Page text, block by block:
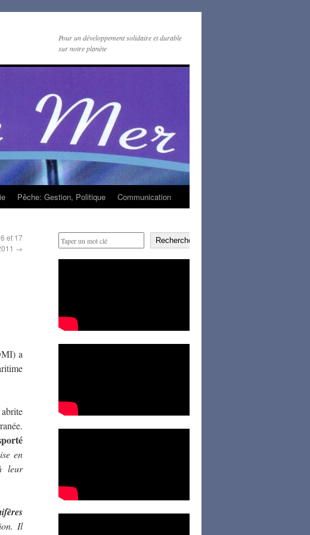
Pour un développement solidaire et durable
sur notre planète
Pêche: Gestion, Politique Communication
et 17
→
a
en
leur
Il
Rechercher